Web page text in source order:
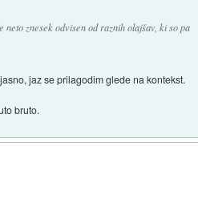
znesek odvisen od raznih olajšav, ki so pa
jaz se prilagodim glede na kontekst.
bruto.